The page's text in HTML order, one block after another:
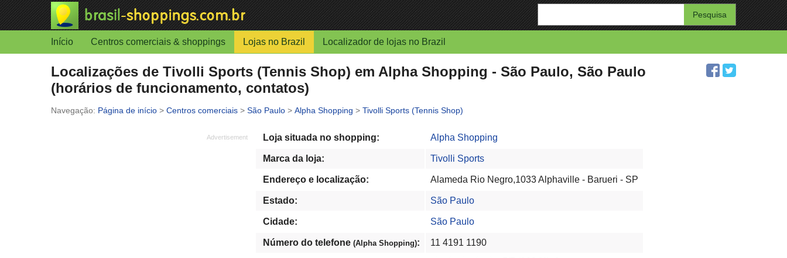
Enter
your
search
Início Centros comerciais & shoppings Lojas no Brazil Localizador de lojas no Brazil
Localizações de Tivolli Sports (Tennis Shop) em Alpha Shopping - São Paulo, São Paulo
(horários de funcionamento, contatos)
Página de início > Centros comerciais > São Paulo > Alpha Shopping > Tivolli Sports (Tennis Shop)
Loja situada no shopping: Alpha Shopping
Marca da loja: Tivolli Sports
Endereço e localização: Alameda Rio Negro,1033 Alphaville - Barueri - SP
Estado: São Paulo
Cidade: São Paulo
Número do telefone (Alpha Shopping): 11 4191 1190